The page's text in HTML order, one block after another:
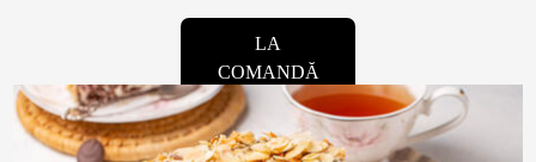
LA
COMANDĂ